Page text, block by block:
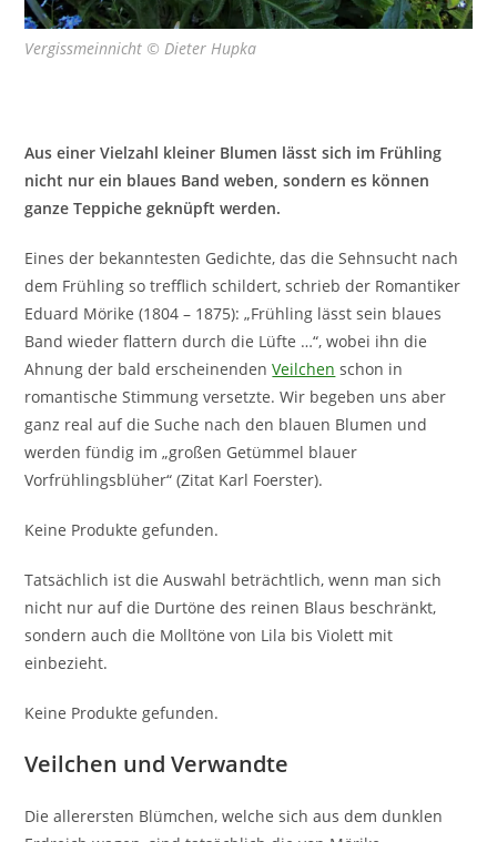
Vergissmeinnicht © Dieter Hupka
Aus einer Vielzahl kleiner Blumen lässt sich im Frühling
nicht nur ein blaues Band weben, sondern es können
ganze Teppiche geknüpft werden.
Eines der bekanntesten Gedichte, das die Sehnsucht nach
dem Frühling so trefflich schildert, schrieb der Romantiker
Eduard Mörike (1804 – 1875): „Frühling lässt sein blaues
Band wieder flattern durch die Lüfte …“, wobei ihn die
Ahnung der bald erscheinendenVeilchen schon in
romantische Stimmung versetzte. Wir begeben uns aber
ganz real auf die Suche nach den blauen Blumen und
werden fündig im „großen Getümmel blauer
Vorfrühlingsblüher“ (Zitat Karl Foerster).
Keine Produkte gefunden.
Tatsächlich ist die Auswahl beträchtlich, wenn man sich
nicht nur auf die Durtöne des reinen Blaus beschränkt,
sondern auch die Molltöne von Lila bis Violett mit
einbezieht.
Keine Produkte gefunden.
Veilchen und Verwandte
Die allerersten Blümchen, welche sich aus dem dunklen